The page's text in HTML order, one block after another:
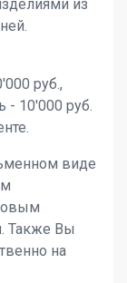
из
руб.,
- 10'000 руб.
виде
Также Вы
на